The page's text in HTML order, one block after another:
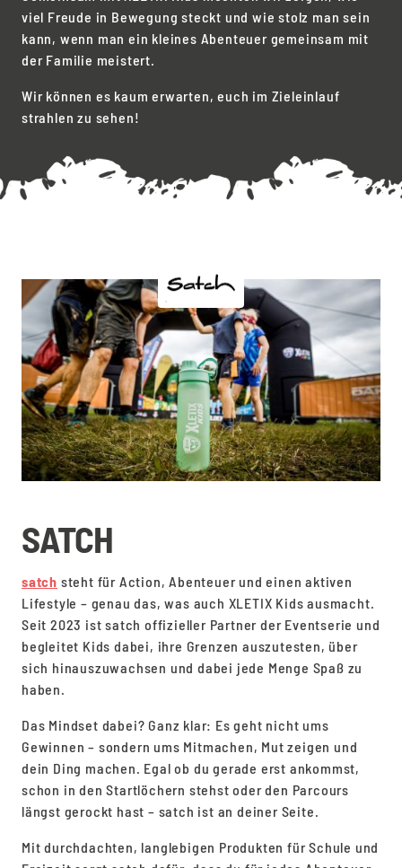
viel Freude in Bewegung steckt und wie stolz man sein
kann, wenn man ein kleines Abenteuer gemeinsam mit
der Familie meistert.
Wir können es kaum erwarten, euch im Zieleinlauf
strahlen zu sehen!
SATCH
satch steht für Action, Abenteuer und einen aktiven
Lifestyle – genau das, was auch XLETIX Kids ausmacht.
Seit 2023 ist satch offizieller Partner der Eventserie und
begleitet Kids dabei, ihre Grenzen auszutesten, über
sich hinauszuwachsen und dabei jede Menge Spaß zu
haben.
Das Mindset dabei? Ganz klar: Es geht nicht ums
Gewinnen – sondern ums Mitmachen, Mut zeigen und
dein Ding machen. Egal ob du gerade erst ankommst,
schon in den Startlöchern stehst oder den Parcours
längst gerockt hast – satch ist an deiner Seite.
Mit durchdachten, langlebigen Produkten für Schule und